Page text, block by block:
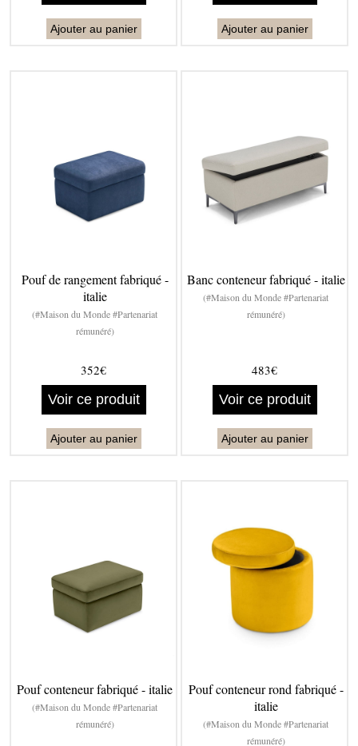
Ajouter au panier Ajouter au panier
Pouf de rangement fabriqué -
italie
(#Maison du Monde #Partenariat
rémunéré)
352€
Voir ce produit
Ajouter au panier
Banc conteneur fabriqué - italie
(#Maison du Monde #Partenariat
rémunéré)
483€
Voir ce produit
Ajouter au panier
Pouf conteneur fabriqué - italie
(#Maison du Monde #Partenariat
rémunéré)
Pouf conteneur rond fabriqué -
italie
(#Maison du Monde #Partenariat
rémunéré)